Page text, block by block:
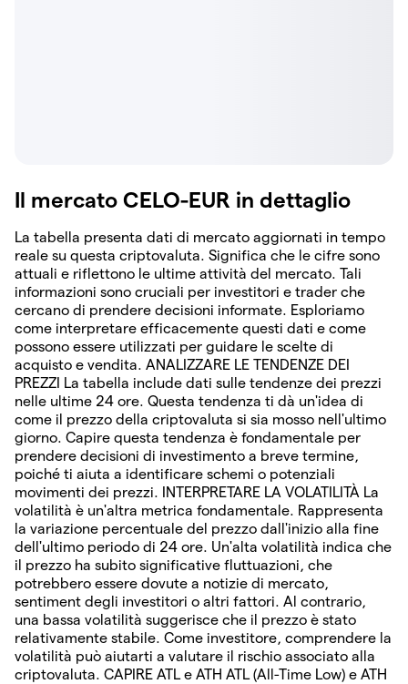
Il mercato CELO-EUR in dettaglio
La tabella presenta dati di mercato aggiornati in tempo
reale su questa criptovaluta. Significa che le cifre sono
attuali e riflettono le ultime attività del mercato. Tali
informazioni sono cruciali per investitori e trader che
cercano di prendere decisioni informate. Esploriamo
come interpretare efficacemente questi dati e come
possono essere utilizzati per guidare le scelte di
acquisto e vendita. ANALIZZARE LE TENDENZE DEI
PREZZI La tabella include dati sulle tendenze dei prezzi
nelle ultime 24 ore. Questa tendenza ti dà un'idea di
come il prezzo della criptovaluta si sia mosso nell'ultimo
giorno. Capire questa tendenza è fondamentale per
prendere decisioni di investimento a breve termine,
poiché ti aiuta a identificare schemi o potenziali
movimenti dei prezzi. INTERPRETARE LA VOLATILITÀ La
volatilità è un'altra metrica fondamentale. Rappresenta
la variazione percentuale del prezzo dall'inizio alla fine
dell'ultimo periodo di 24 ore. Un'alta volatilità indica che
il prezzo ha subito significative fluttuazioni, che
potrebbero essere dovute a notizie di mercato,
sentiment degli investitori o altri fattori. Al contrario,
una bassa volatilità suggerisce che il prezzo è stato
relativamente stabile. Come investitore, comprendere la
volatilità può aiutarti a valutare il rischio associato alla
criptovaluta. CAPIRE ATL e ATH ATL (All-Time Low) e ATH